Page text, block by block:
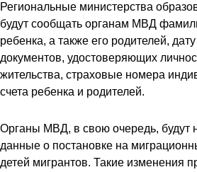
Региональные министерства
будут сообщать органам МВД
ребенка, а также его родителей,
документов, удостоверяющих
жительства, страховые номера
счета ребенка и родителей.
Органы МВД, в свою очередь, будут
данные о постановке на
детей мигрантов. Такие изменения